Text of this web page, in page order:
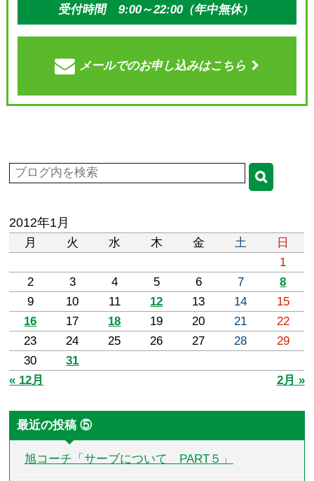
受付時間 9:00～22:00（年中無休）
メールでのお申し込みはこちら
2012年1月
月 火 水 木 金 土
日
1
2
3 4 5 6 7
8
9
10 11 12 13 14
15
16
17 18 19 20 21
22
23
24 25 26 27 28
29
30
31
« 12月
2月 »
最近の投稿 ⑤
旭コーチ「サーブについて PART５」